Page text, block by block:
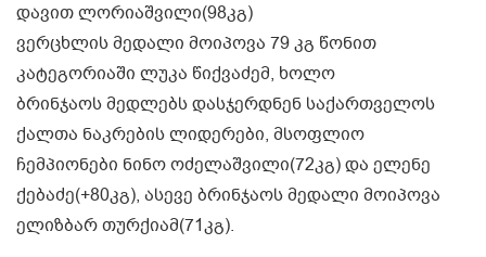
დავით ლორიაშვილი(98კგ)
ვერცხლის მედალი მოიპოვა 79 კგ წონით
კატეგორიაში ლუკა წიქვაძემ, ხოლო
ბრინჯაოს მედლებს დასჯერდნენ საქართველოს
ქალთა ნაკრების ლიდერები, მსოფლიო
ჩემპიონები ნინო ოძელაშვილი(72კგ) და ელენე
ქებაძე(+80კგ), ასევე ბრინჯაოს მედალი მოიპოვა
ელიზბარ თურქიამ(71კგ).